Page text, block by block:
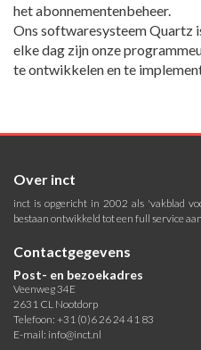
het abonnementenbeheer.
Ons softwaresysteem Quartz
elke dag zijn onze
te ontwikkelen en te
Over inct
inct is opgericht in 2002 als 'vakblad
bestaan ontwikkeld tot een full service
Contactgegevens
Post- en bezoekadres
Veenweg 34E
2631 CL Nootdorp
Telefoon: +31 (0)6 26 24 41 83
E-mail: info@inct.nl